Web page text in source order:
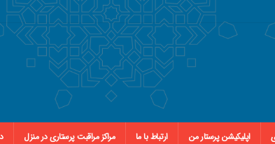
اپلیکیشن پرستار من ارتباط با ما مراکز مراقبت پرستاری در منزل